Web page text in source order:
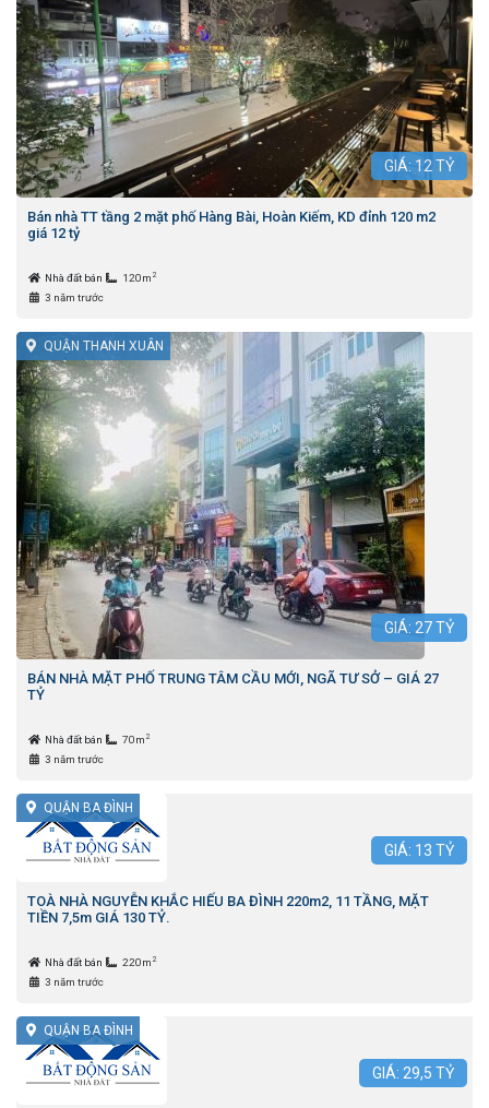
GIÁ: 12 TỶ
Bán nhà TT tầng 2 mặt phố Hàng Bài, Hoàn Kiếm, KD đỉnh 120 m2
giá 12 tỷ
Nhà đất bán 120m 2
3 năm trước
QUẬN THANH XUÂN
GIÁ: 27TỶ
BÁN NHÀ MẶT PHỐ TRUNG TÂM CẦU MỚI, NGÃ TƯ SỞ – GIÁ 27
TỶ
Nhà đất bán 70m 2
3 năm trước
QUẬN BA ĐÌNH
GIÁ: 13 TỶ
TOÀ NHÀ NGUYỄN KHẮC HIẾU BA ĐÌNH 220m2, 11 TẦNG, MẶT
TIỀN 7,5m GIÁ 130 TỶ.
Nhà đất bán 220m 2
3 năm trước
QUẬN BA ĐÌNH
GIÁ: 29,5 TỶ